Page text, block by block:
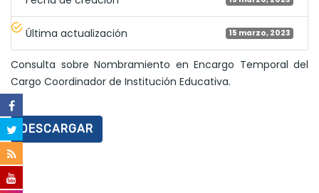
Última actualización 15 marzo, 2023
Consulta sobre Nombramiento en Encargo Temporal del
Cargo Coordinador de Institución Educativa.
DESCARGAR